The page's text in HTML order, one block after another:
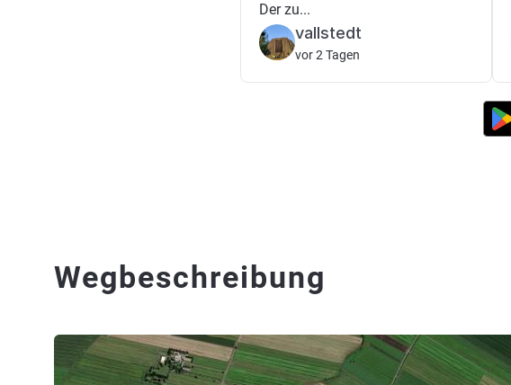
Der zu...
vallstedt
vor 2 Tagen
Wegbeschreibung